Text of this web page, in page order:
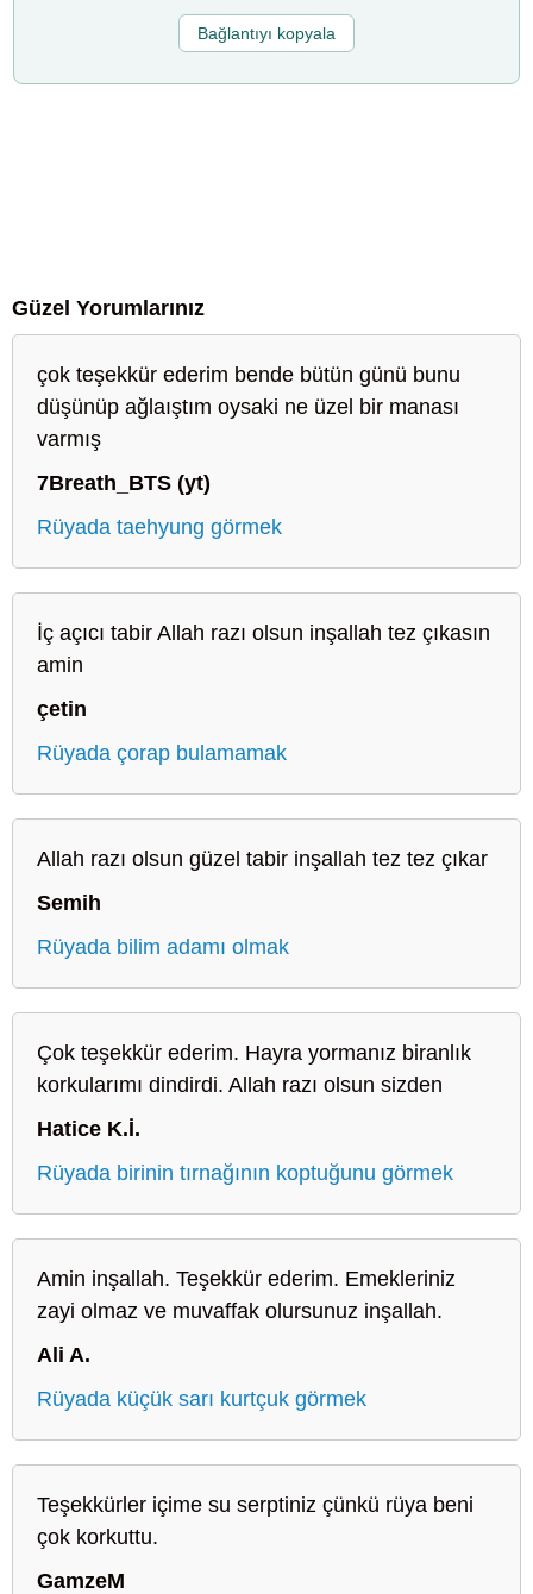
Bağlantıyı kopyala
Güzel Yorumlarınız
çok teşekkür ederim bende bütün günü bunu
düşünüp ağlaıştım oysaki ne üzel bir manası
varmış
7Breath_BTS (yt)
Rüyada taehyung görmek
İç açıcı tabir Allah razı olsun inşallah tez çıkasın
amin
çetin
Rüyada çorap bulamamak
Allah razı olsun güzel tabir inşallah tez tez çıkar
Semih
Rüyada bilim adamı olmak
Çok teşekkür ederim. Hayra yormanız biranlık
korkularımı dindirdi. Allah razı olsun sizden
Hatice K.İ.
Rüyada birinin tırnağının koptuğunu görmek
Amin inşallah. Teşekkür ederim. Emekleriniz
zayi olmaz ve muvaffak olursunuz inşallah.
Ali A.
Rüyada küçük sarı kurtçuk görmek
Teşekkürler içime su serptiniz çünkü rüya beni
çok korkuttu.
GamzeM